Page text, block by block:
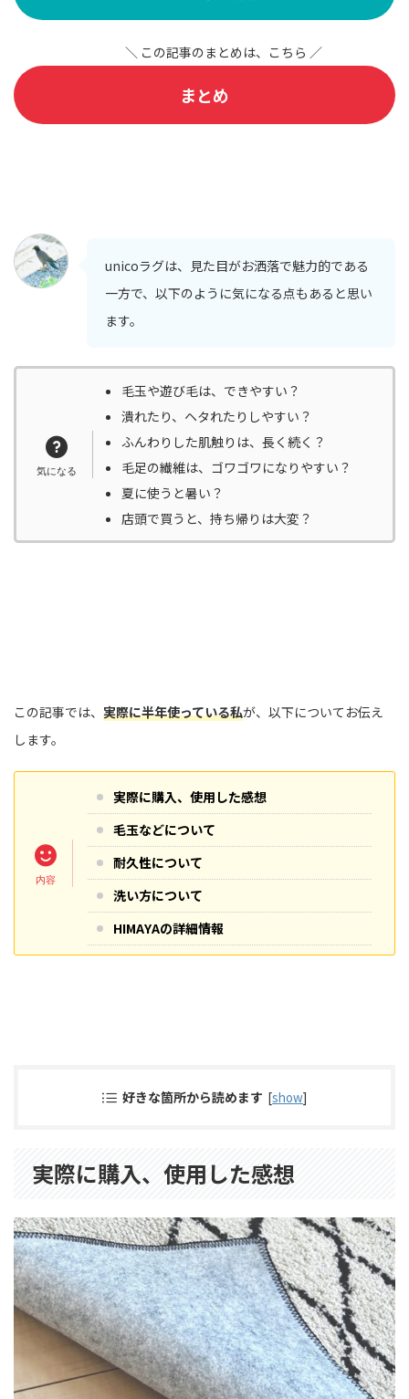
＼ この記事のまとめは、こちら ／
まとめ
unicoラグは、見た目がお洒落で魅力的である
一方で、以下のように気になる点もあると思い
ます。
毛玉や遊び毛は、できやすい？
潰れたり、ヘタれたりしやすい？
ふんわりした肌触りは、長く続く？
毛足の繊維は、ゴワゴワになりやすい？
夏に使うと暑い？
店頭で買うと、持ち帰りは大変？
この記事では、 実際に半年使っている私が、以下についてお伝え
します。
実際に購入、使用した感想
毛玉などについて
耐久性について
洗い方について
HIMAYAの詳細情報
好きな箇所から読めます [show]
実際に購入、使用した感想